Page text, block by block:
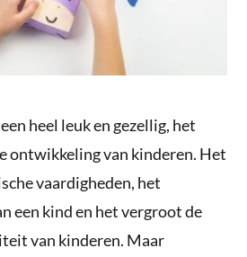
heel leuk en gezellig, het
ontwikkeling van kinderen. Het
vaardigheden, het
een kind en het vergroot de
van kinderen. Maar